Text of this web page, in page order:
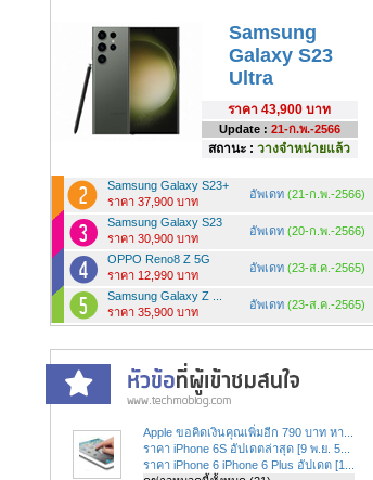
Samsung
Galaxy S23
Ultra
ราคา 43,900 บาท
Update : 21-ก.พ.-2566
สถานะ : วางจำหน่ายแล้ว
Samsung Galaxy S23+
ราคา 37,900 บาท
อัพเดท (21-ก.พ.-2566)
Samsung Galaxy S23
ราคา 30,900 บาท
อัพเดท (20-ก.พ.-2566)
OPPO Reno8 Z 5G
ราคา 12,990 บาท
อัพเดท (23-ส.ค.-2565)
Samsung Galaxy Z ...
ราคา 35,900 บาท
อัพเดท (23-ส.ค.-2565)
Apple ขอคิดเงินคุณเพิ่มอีก 790 บาท หา...
ราคา iPhone 6S อัปเดตล่าสุด [9 พ.ย. 5...
ราคา iPhone 6 iPhone 6 Plus อัปเดต [1...